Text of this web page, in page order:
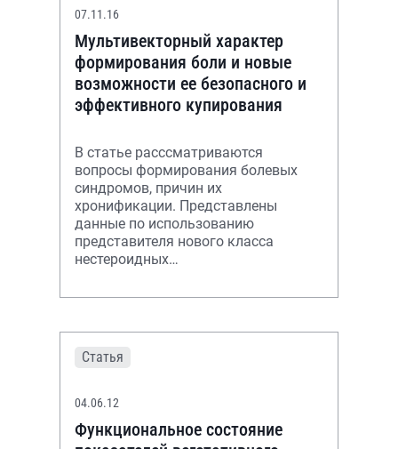
07.11.16
Мультивекторный характер
формирования боли и новые
возможности ее безопасного и
эффективного купирования
В статье расссматриваются
вопросы формирования болевых
синдромов, причин их
хронификации. Представлены
данные по использованию
представителя нового класса
нестероидных
— амтолметин гуацила, который
Статья
04.06.12
Функциональное состояние